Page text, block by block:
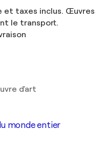
et taxes inclus. Œuvres
le transport.
d'art
monde entier